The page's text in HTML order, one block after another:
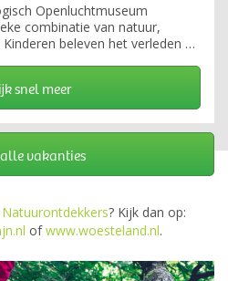
Openluchtmuseum
combinatie van natuur,
beleven het verleden en
snel meer
vakanties
? Kijk dan op:
ofwww.woesteland.nl.